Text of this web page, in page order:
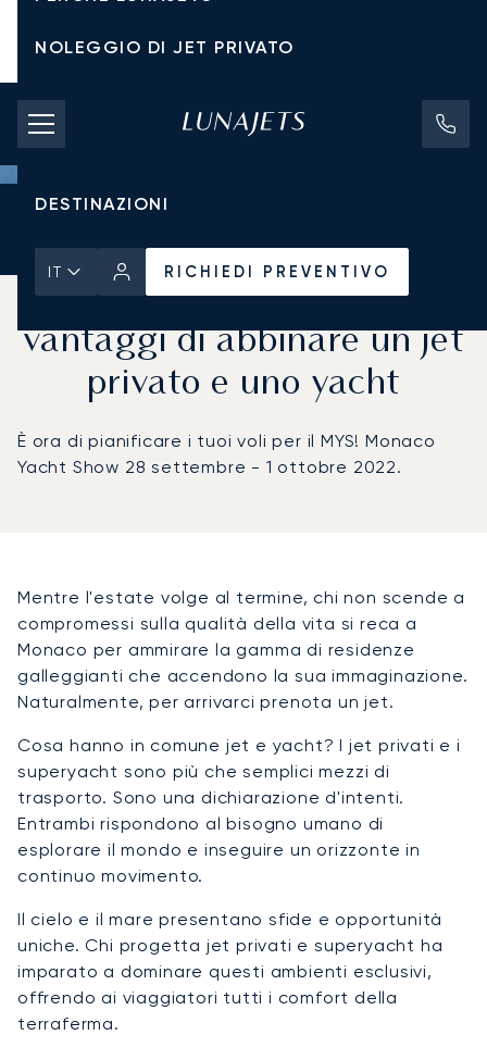
NOLEGGIO DI JET PRIVATO
TARIFFE DI NOLEGGIO
JET PRIVATI
DESTINAZIONI
IT RICHIEDI PREVENTIVO
Terra, mare e cielo: i
vantaggi di abbinare un jet
privato e uno yacht
È ora di pianificare i tuoi voli per il MYS! Monaco
Yacht Show 28 settembre - 1 ottobre 2022.
Mentre l'estate volge al termine, chi non scende a
compromessi sulla qualità della vita si reca a
Monaco per ammirare la gamma di residenze
galleggianti che accendono la sua immaginazione.
Naturalmente, per arrivarci prenota un jet.
Cosa hanno in comune jet e yacht? I jet privati e i
superyacht sono più che semplici mezzi di
trasporto. Sono una dichiarazione d'intenti.
Entrambi rispondono al bisogno umano di
esplorare il mondo e inseguire un orizzonte in
continuo movimento.
Il cielo e il mare presentano sfide e opportunità
uniche. Chi progetta jet privati e superyacht ha
imparato a dominare questi ambienti esclusivi,
offrendo ai viaggiatori tutti i comfort della
terraferma.